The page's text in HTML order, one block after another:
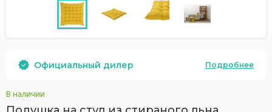
Официальный дилер Подробнее
В наличии